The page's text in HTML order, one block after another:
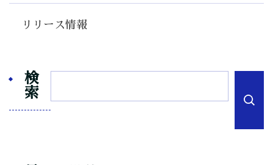
リリース情報
検
索